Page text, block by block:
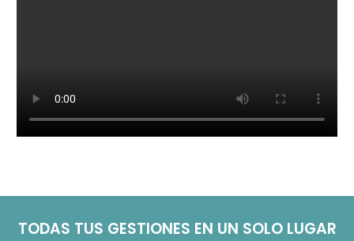
TODAS TUS GESTIONES EN UN SOLO LUGAR